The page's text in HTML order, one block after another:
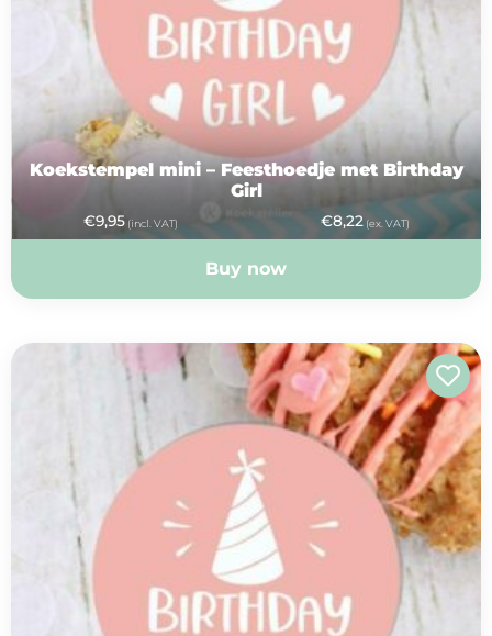
Koekstempel mini – Feesthoedje met Birthday
Girl
€9,95 (incl. VAT) €8,22 (ex. VAT)
Buy now